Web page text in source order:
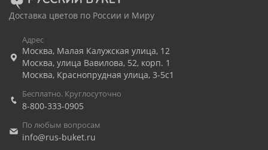
Доставка цветов по России и Миру
Адрес
Москва, Малая Калужская улица, 12
Москва, улица Вавилова, 52, корп. 1
Москва, Краснопрудная улица, 3-5с1
Бесплатно. Круглосуточно
8-800-333-0905
По любым вопросам
info@rus-buket.ru